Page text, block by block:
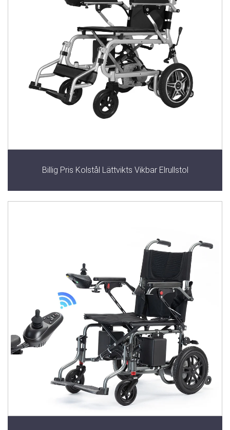
Billig Pris Kolstål Lättvikts Vikbar Elrullstol